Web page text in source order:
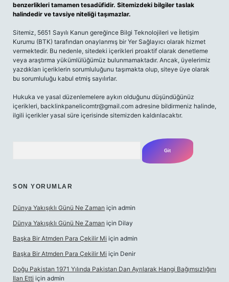
benzerlikleri tamamen tesadüfidir. Sitemizdeki bilgiler taslak
halindedir ve tavsiye niteliği taşımazlar.
Sitemiz, 5651 Sayılı Kanun gereğince Bilgi Teknolojileri ve İletişim
Kurumu (BTK) tarafından onaylanmış bir Yer Sağlayıcı olarak hizmet
vermektedir. Bu nedenle, sitedeki içerikleri proaktif olarak denetleme
veya araştırma yükümlülüğümüz bulunmamaktadır. Ancak, üyelerimiz
yazdıkları içeriklerin sorumluluğunu taşımakta olup, siteye üye olarak
bu sorumluluğu kabul etmiş sayılırlar.
Hukuka ve yasal düzenlemelere aykırı olduğunu düşündüğünüz
içerikleri, backlinkpanelicomtr@gmail.com adresine bildirmeniz halinde,
ilgili içerikler yasal süre içerisinde sitemizden kaldırılacaktır.
SON YORUMLAR
Dünya Yakışıklı Günü Ne Zaman için admin
Dünya Yakışıklı Günü Ne Zaman için Dilay
Başka Bir Atmden Para Çekilir Mi için admin
Başka Bir Atmden Para Çekilir Mi için Denir
Doğu Pakistan 1971 Yılında Pakistan Dan Ayrılarak Hangi Bağımsızlığını
Ilan Etti için admin